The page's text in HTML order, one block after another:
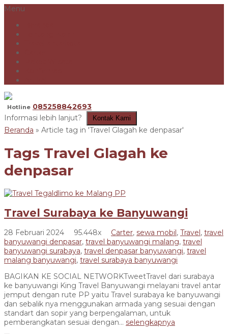
Menu
Hotline 085258842693
Informasi lebih lanjut?
Kontak Kami
Beranda » Article tag in 'Travel Glagah ke denpasar'
Tags Travel Glagah ke
denpasar
Travel Surabaya ke Banyuwangi
28 Februari 2024 95.448x Carter, sewa mobil , Travel , travel
banyuwangi denpasar, travel banyuwangi malang, travel
banyuwangi surabaya, travel denpasar banyuwangi, travel
malang banyuwangi, travel surabaya banyuwangi
BAGIKAN KE SOCIAL NETWORKTweetTravel dari surabaya
ke banyuwangi King Travel Banyuwangi melayani travel antar
jemput dengan rute PP yaitu Travel surabaya ke banyuwangi
dan sebalik nya menggunakan armada yang sesuai dengan
standart dan sopir yang berpengalaman, untuk
pemberangkatan sesuai dengan... selengkapnya